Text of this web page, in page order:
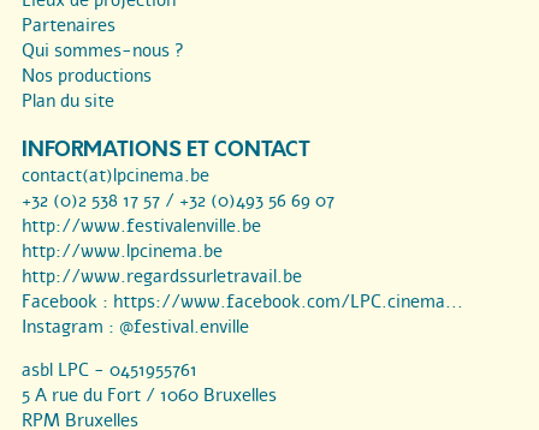
Partenaires
Qui sommes-nous ?
Nos productions
Plan du site
INFORMATIONS ET CONTACT
contact(at)lpcinema.be
+32 (0)2 538 17 57 / +32 (0)493 56 69 07
http://www.festivalenville.be
http://www.lpcinema.be
http://www.regardssurletravail.be
Facebook : https://www.facebook.com/LPC.cinema...
Instagram : @festival.enville
asbl LPC - 0451955761
5 A rue du Fort / 1060 Bruxelles
RPM Bruxelles